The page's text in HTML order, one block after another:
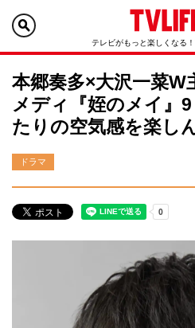
テレビがもっと楽しくなる
本郷奏多×大沢一菜W
メディ『姪のメイ』
たりの空気感を楽し
ドラマ